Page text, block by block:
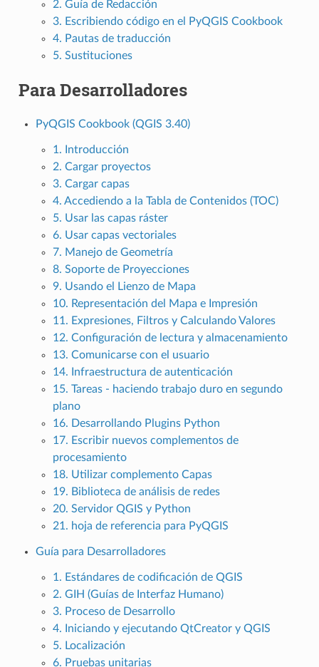
2. Guía de Redacción
3. Escribiendo código en el PyQGIS Cookbook
4. Pautas de traducción
5. Sustituciones
Para Desarrolladores
PyQGIS Cookbook (QGIS 3.40)
1. Introducción
2. Cargar proyectos
3. Cargar capas
4. Accediendo a la Tabla de Contenidos (TOC)
5. Usar las capas ráster
6. Usar capas vectoriales
7. Manejo de Geometría
8. Soporte de Proyecciones
9. Usando el Lienzo de Mapa
10. Representación del Mapa e Impresión
11. Expresiones, Filtros y Calculando Valores
12. Configuración de lectura y almacenamiento
13. Comunicarse con el usuario
14. Infraestructura de autenticación
15. Tareas - haciendo trabajo duro en segundo
plano
16. Desarrollando Plugins Python
17. Escribir nuevos complementos de
procesamiento
18. Utilizar complemento Capas
19. Biblioteca de análisis de redes
20. Servidor QGIS y Python
21. hoja de referencia para PyQGIS
Guía para Desarrolladores
1. Estándares de codificación de QGIS
2. GIH (Guías de Interfaz Humano)
3. Proceso de Desarrollo
4. Iniciando y ejecutando QtCreator y QGIS
5. Localización
6. Pruebas unitarias